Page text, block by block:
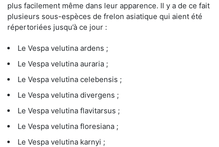
plus facilement même dans leur apparence. Il y a de ce fait
plusieurs sous-espèces de frelon asiatique qui aient été
répertoriées jusqu’à ce jour :
Le Vespa velutina ardens ;
Le Vespa velutina auraria ;
Le Vespa velutina celebensis ;
Le Vespa velutina divergens ;
Le Vespa velutina flavitarsus ;
Le Vespa velutina floresiana ;
Le Vespa velutina karnyi ;